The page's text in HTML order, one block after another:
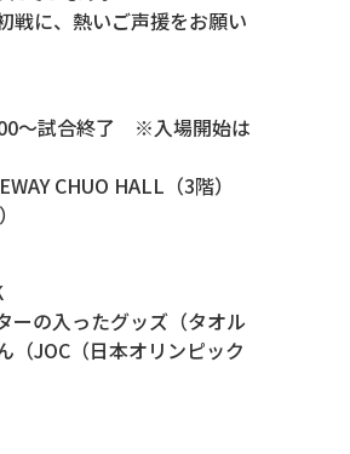
戦に、熱いご声援をお願い
～試合終了 ※入場開始は
CHUO HALL（3階）
の入ったグッズ（タオル
（JOC（日本オリンピック